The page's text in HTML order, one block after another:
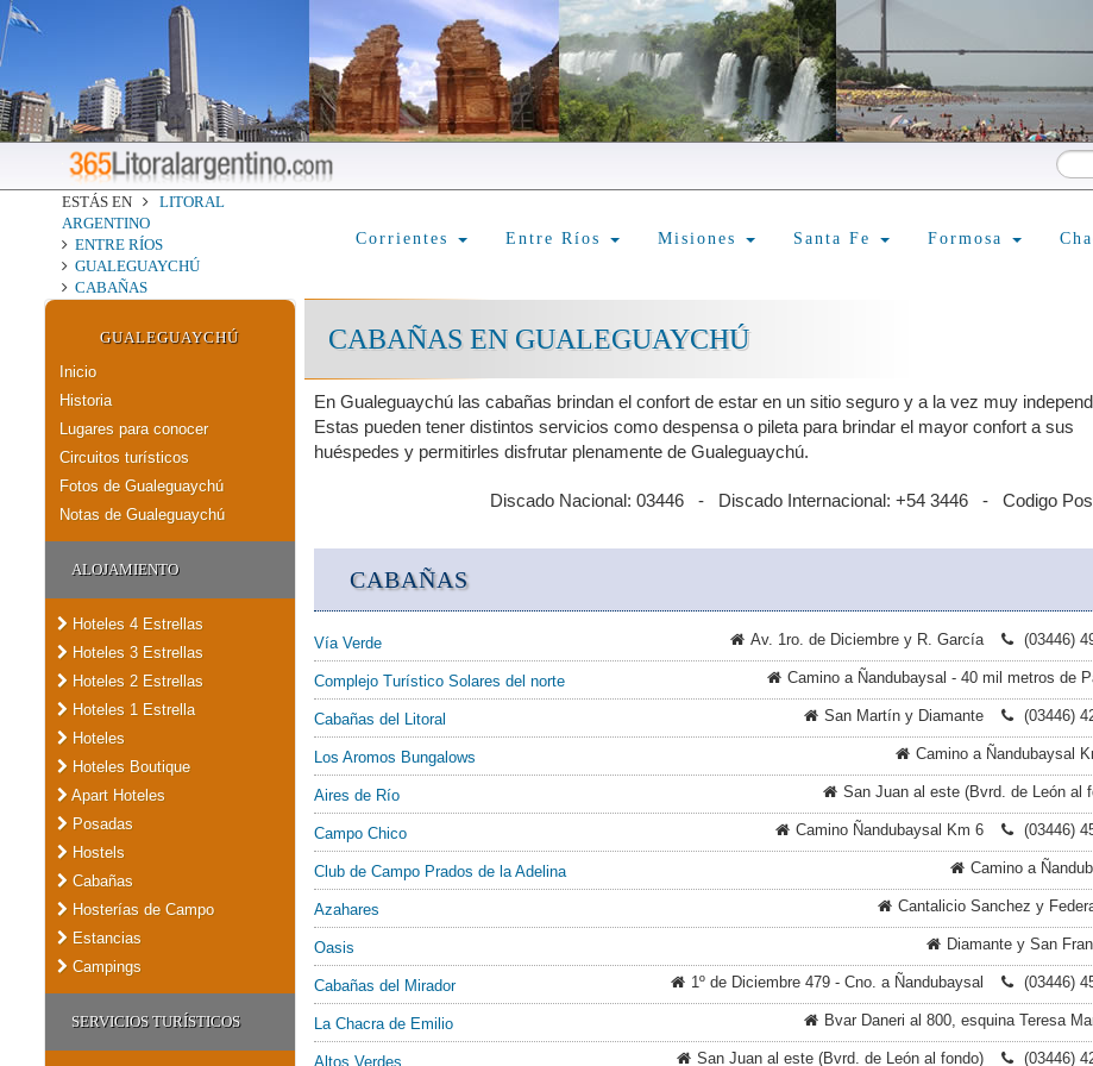
ESTÁS EN
LITORAL
ARGENTINO
ENTRE RÍOS
GUALEGUAYCHÚ
CABAÑAS
Corrientes Entre Ríos Misiones Santa Fe Formosa
GUALEGUAYCHÚ
Inicio
Historia
Lugares para conocer
Circuitos turísticos
Fotos de Gualeguaychú
Notas de Gualeguaychú
ALOJAMIENTO
Hoteles 4 Estrellas
Hoteles 3 Estrellas
Hoteles 2 Estrellas
Hoteles 1 Estrella
Hoteles
Hoteles Boutique
Apart Hoteles
Posadas
Hostels
Cabañas
Hosterías de Campo
Estancias
Campings
SERVICIOS TURÍSTICOS
CABAÑAS EN GUALEGUAYCHÚ
En Gualeguaychú las cabañas brindan el confort de estar en un sitio seguro y a la vez muy
Estas pueden tener distintos servicios como despensa o pileta para brindar el mayor confort a sus
huéspedes y permitirles disfrutar plenamente de Gualeguaychú.
Discado Nacional: 03446 - Discado Internacional: +54 3446 - Codigo
CABAÑAS
Vía Verde Av. 1ro. de Diciembre y R. García (03446)
Complejo Turístico Solares del norte Camino a Ñandubaysal - 40 mil metros de
Cabañas del Litoral San Martín y Diamante (03446)
Los Aromos Bungalows Camino a Ñandubaysal
Aires de Río San Juan al este (Bvrd. de León al
Campo Chico Camino Ñandubaysal Km 6 (03446)
Club de Campo Prados de la Adelina Camino a
Azahares Cantalicio Sanchez y
Oasis Diamante y San
Cabañas del Mirador 1º de Diciembre 479 - Cno. a Ñandubaysal (03446)
La Chacra de Emilio Bvar Daneri al 800, esquina Teresa
Altos Verdes San Juan al este (Bvrd. de León al fondo) (03446)